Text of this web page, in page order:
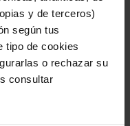
y de terceros)
según tus
tipo de cookies
o rechazar su
consultar